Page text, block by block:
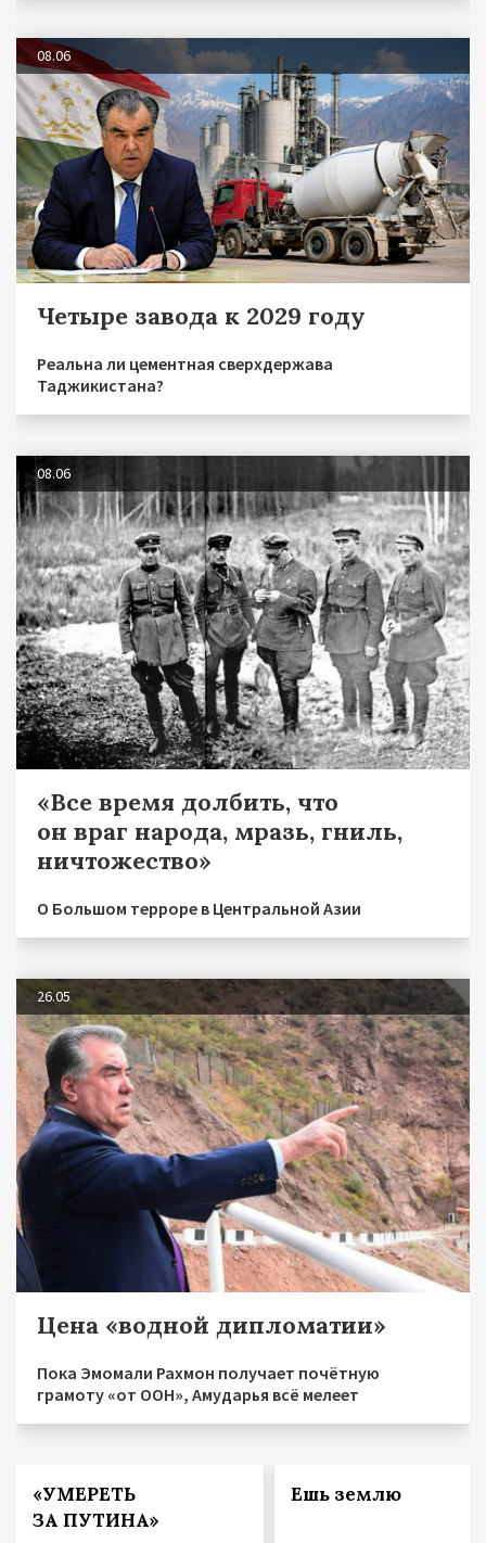
08.06
Четыре завода к 2029 году
Реальна ли цементная сверхдержава
Таджикистана?
08.06
«Все время долбить, что
он враг народа, мразь, гниль,
ничтожество»
О Большом терроре в Центральной Азии
26.05
Цена «водной дипломатии»
Пока Эмомали Рахмон получает почётную
грамоту «от ООН», Амударья всё мелеет
«УМЕРЕТЬ
ЗА ПУТИНА»
Ешь землю